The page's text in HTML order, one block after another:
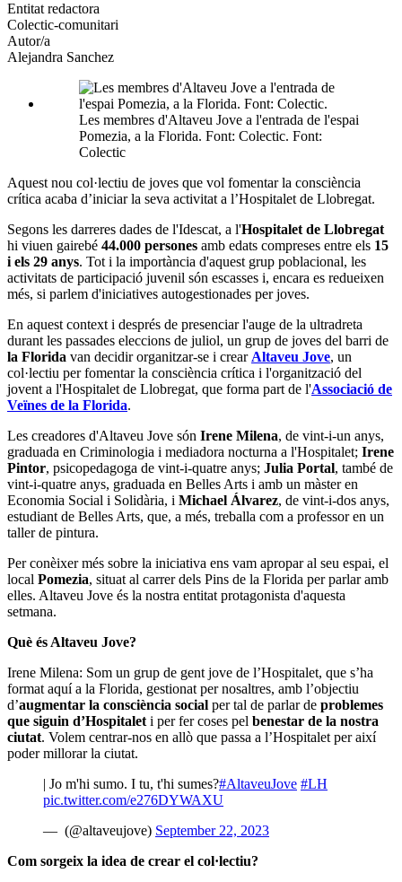
altres
xarxes
socials
Entitat redactora
Colectic-comunitari
Autor/a
Alejandra Sanchez
Les membres d'Altaveu Jove a l'entrada de l'espai
Pomezia, a la Florida. Font: Colectic. Font:
Colectic
Aquest nou col·lectiu de joves que vol fomentar la consciència
crítica acaba d’iniciar la seva activitat a l’Hospitalet de Llobregat.
Segons les darreres dades de l'Idescat, a l'Hospitalet de Llobregat
hi viuen gairebé 44.000 persones amb edats compreses entre els 15
i els 29 anys. Tot i la importància d'aquest grup poblacional, les
activitats de participació juvenil són escasses i, encara es redueixen
més, si parlem d'iniciatives autogestionades per joves.
En aquest context i després de presenciar l'auge de la ultradreta
durant les passades eleccions de juliol, un grup de joves del barri de
la Florida van decidir organitzar-se i crear Altaveu Jove, un
col·lectiu per fomentar la consciència crítica i l'organització del
jovent a l'Hospitalet de Llobregat, que forma part de l'Associació de
Veïnes de la Florida.
Les creadores d'Altaveu Jove són Irene Milena, de vint-i-un anys,
graduada en Criminologia i mediadora nocturna a l'Hospitalet; Irene
Pintor, psicopedagoga de vint-i-quatre anys; Julia Portal, també de
vint-i-quatre anys, graduada en Belles Arts i amb un màster en
Economia Social i Solidària, i Michael Álvarez, de vint-i-dos anys,
estudiant de Belles Arts, que, a més, treballa com a professor en un
taller de pintura.
Per conèixer més sobre la iniciativa ens vam apropar al seu espai, el
local Pomezia, situat al carrer dels Pins de la Florida per parlar amb
elles. Altaveu Jove és la nostra entitat protagonista d'aquesta
setmana.
Què és Altaveu Jove?
Irene Milena: Som un grup de gent jove de l’Hospitalet, que s’ha
format aquí a la Florida, gestionat per nosaltres, amb l’objectiu
d’augmentar la consciència social per tal de parlar de problemes
que siguin d’Hospitalet i per fer coses pel benestar de la nostra
ciutat. Volem centrar-nos en allò que passa a l’Hospitalet per així
poder millorar la ciutat.
| Jo m'hi sumo. I tu, t'hi sumes?#AltaveuJove #LH
pic.twitter.com/e276DYWAXU
— (@altaveujove) September 22, 2023
Com sorgeix la idea de crear el col·lectiu?